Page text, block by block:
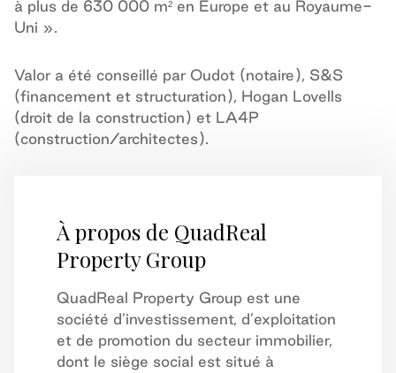
à plus de 630 000 m² en Europe et au Royaume-
Uni ».
Valor a été conseillé par Oudot (notaire), S&S
(financement et structuration), Hogan Lovells
(droit de la construction) et LA4P
(construction/architectes).
À propos de QuadReal
Property Group
QuadReal Property Group est une
société d’investissement, d’exploitation
et de promotion du secteur immobilier,
dont le siège social est situé à